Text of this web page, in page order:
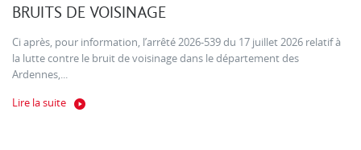
BRUITS DE VOISINAGE
Ci après, pour information, l’arrêté 2026-539 du 17 juillet 2026 relatif à
la lutte contre le bruit de voisinage dans le département des
Ardennes,...
Lire la suite